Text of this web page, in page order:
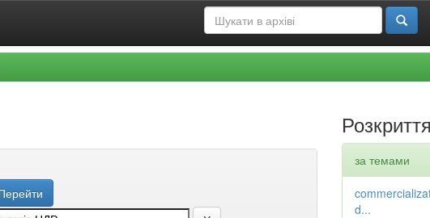
Розкриття
за темами
d...